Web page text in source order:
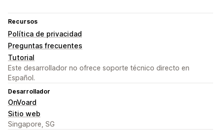
Recursos
Política de privacidad
Preguntas frecuentes
Tutorial
Este desarrollador no ofrece soporte técnico directo en
Español.
Desarrollador
OnVoard
Sitio web
Singapore, SG